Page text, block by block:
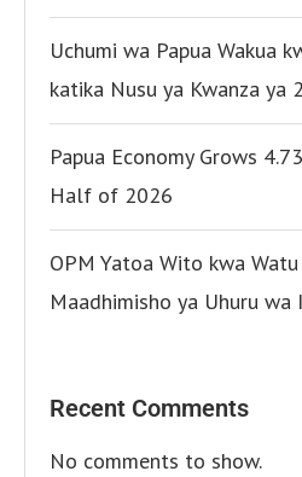
Uchumi wa Papua Wakua
katika Nusu ya Kwanza ya
Papua Economy Grows
Half of 2026
OPM Yatoa Wito kwa
Maadhimisho ya Uhuru wa
Recent Comments
No comments to show.